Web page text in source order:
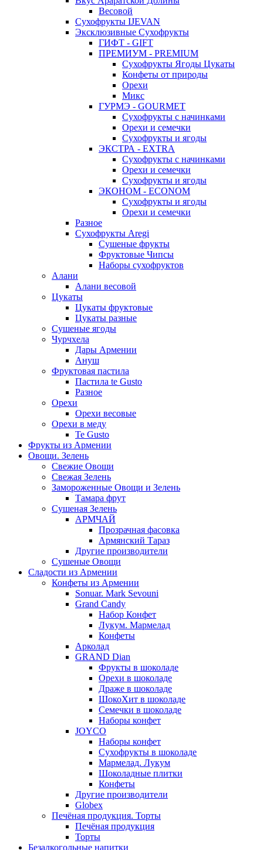
Весовой
Сухофрукты IJEVAN
Эксклюзивные Сухофрукты
ГИФТ - GIFT
ПРЕМИУМ - PREMIUM
Сухофрукты Ягоды Цукаты
Конфеты от природы
Орехи
Микс
ГУРМЭ - GOURMET
Сухофрукты с начинками
Орехи и семечки
Сухофрукты и ягоды
ЭКСТРА - EXTRA
Сухофрукты с начинками
Орехи и семечки
Сухофрукты и ягоды
ЭКОНОМ - ECONOM
Сухофрукты и ягоды
Орехи и семечки
Разное
Сухофрукты Aregi
Сушеные фрукты
Фруктовые Чипсы
Наборы сухофруктов
Алани
Алани весовой
Цукаты
Цукаты фруктовые
Цукаты разные
Сушеные ягоды
Чурчхела
Дары Армении
Ануш
Фруктовая пастила
Пастила te Gusto
Разное
Орехи
Орехи весовые
Орехи в меду
Te Gusto
Фрукты из Армении
Овощи. Зелень
Свежие Овощи
Свежая Зелень
Замороженные Овощи и Зелень
Тамара фрут
Сушеная Зелень
АРМЧАЙ
Прозрачная фасовка
Армянский Тараз
Другие производители
Сушеные Овощи
Сладости из Армении
Конфеты из Армении
Sonuar. Mark Sevouni
Grand Candy
Набор Конфет
Лукум. Мармелад
Конфеты
Арколад
GRAND Dian
Фрукты в шоколаде
Орехи в шоколаде
Драже в шоколаде
ШокоХит в шоколаде
Семечки в шоколаде
Наборы конфет
JOYCO
Наборы конфет
Сухофрукты в шоколаде
Мармелад. Лукум
Шоколадные плитки
Конфеты
Другие производители
Globex
Печёная продукция. Торты
Печёная продукция
Торты
Безалкогольные напитки